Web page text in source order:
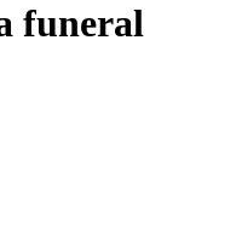
funeral